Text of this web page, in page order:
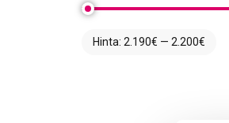
Hinta: 2.190€ — 2.200€